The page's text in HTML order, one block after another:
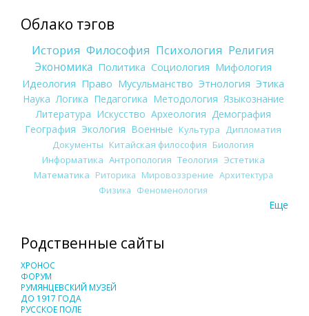
Облако тэгов
История Философия Психология Религия
Экономика Политика Социология Мифология
Идеология Право Мусульманство Этнология Этика
Наука Логика Педагогика Методология Языкознание
Литература Искусство Археология Демография
География Экология Военные Культура
Дипломатия
Документы Китайская философия Биология
Информатика Антропология Теология Эстетика
Математика Риторика Мировоззрение Архитектура
Физика Феноменология
Еще
Родственные сайты
ХРОНОС
ФОРУМ
РУМЯНЦЕВСКИЙ МУЗЕЙ
ДО 1917 ГОДА
РУССКОЕ ПОЛЕ